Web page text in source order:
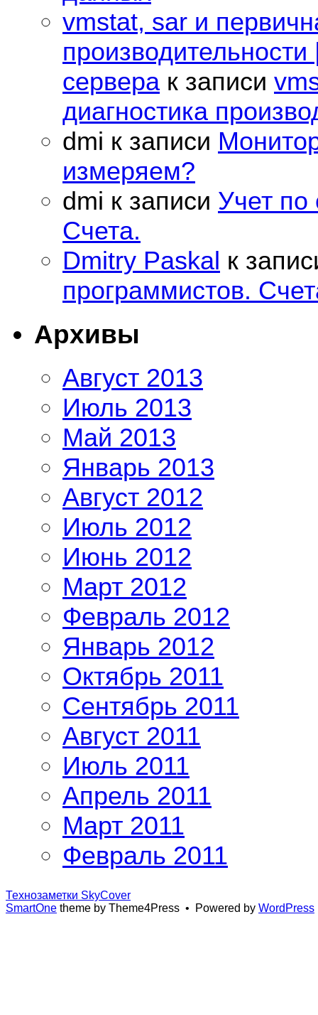
vmstat, sar и
сервера к записи
диагностика
dmi к записи
измеряем?
dmi к записи Учет по
Счета.
Dmitry Paskal к
программистов.
Архивы
Август 2013
Июль 2013
Май 2013
Январь 2013
Август 2012
Июль 2012
Июнь 2012
Март 2012
Февраль 2012
Январь 2012
Октябрь 2011
Сентябрь 2011
Август 2011
Июль 2011
Апрель 2011
Март 2011
Февраль 2011
Технозаметки SkyCover
SmartOne theme by Theme4Press • Powered by WordPress